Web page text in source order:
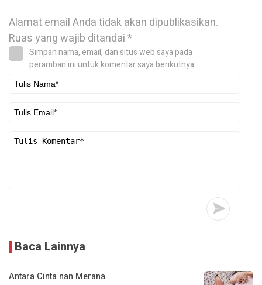
Alamat email Anda tidak akan dipublikasikan.
Ruas yang wajib ditandai*
Simpan nama, email, dan situs web saya pada
peramban ini untuk komentar saya berikutnya.
Baca Lainnya
Antara Cinta nan Merana